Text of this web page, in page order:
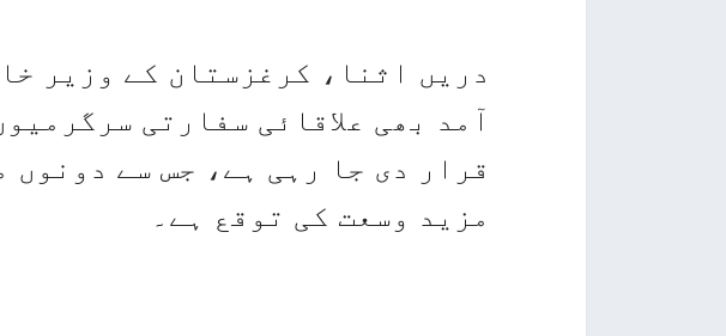
دریں اثنا، کرغزستان کے وزیر
آمد بھی علاقائی سفارتی
قرار دی جا رہی ہے، جس سے دونوں
مزید وسعت کی توقع ہے۔